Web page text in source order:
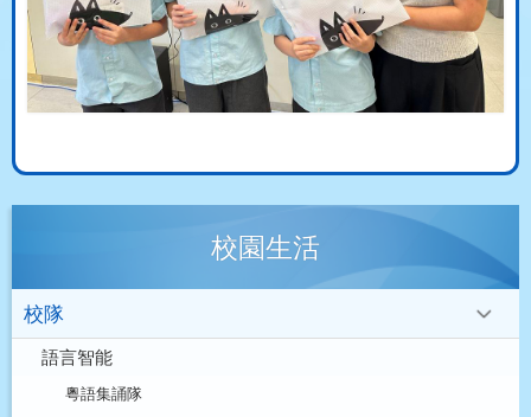
校園生活
校隊
語言智能
粵語集誦隊